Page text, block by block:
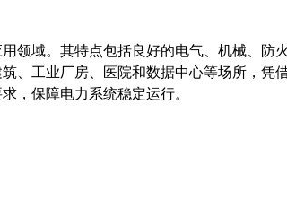
领域。其特点包括良好的电气、机械、防
、工业厂房、医院和数据中心等场所，凭
，保障电力系统稳定运行。